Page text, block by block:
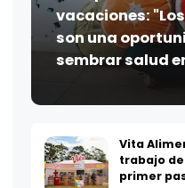
vacaciones:
son una
sembrar salud
Vita
trabajo
primer